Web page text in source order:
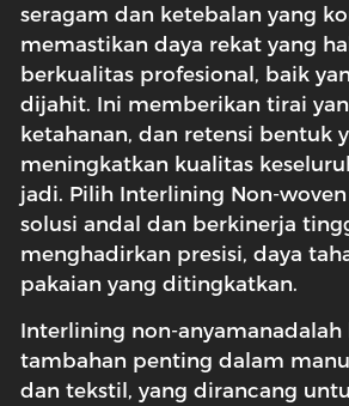
seragam dan ketebalan yang
memastikan daya rekat yang
berkualitas profesional, baik
dijahit. Ini memberikan tirai
ketahanan, dan retensi bentuk
meningkatkan kualitas
jadi. Pilih Interlining Non-
solusi andal dan berkinerja
menghadirkan presisi, daya
pakaian yang ditingkatkan.
Interlining non-anyamanadalah
tambahan penting dalam
dan tekstil, yang dirancang